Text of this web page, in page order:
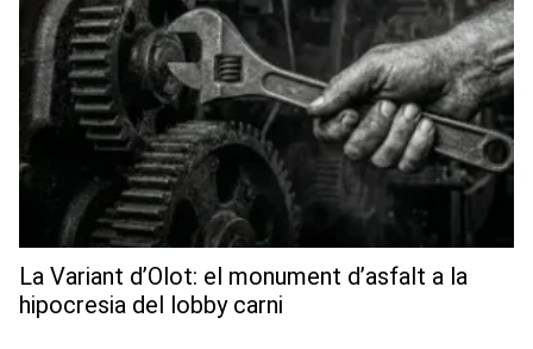
La Variant d’Olot: el monument d’asfalt a la
hipocresia del lobby carni